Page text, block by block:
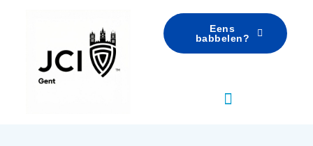
Eens
babbelen?